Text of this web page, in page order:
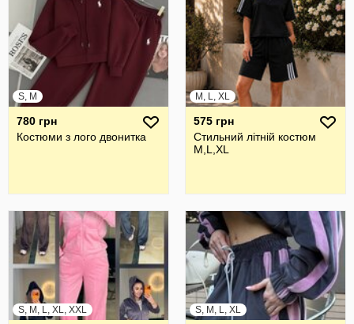
S, M
780 грн
Костюми з лого двонитка
M, L, XL
575 грн
Стильний літній костюм
M,L,XL
S, M, L, XL, XXL S, M, L, XL